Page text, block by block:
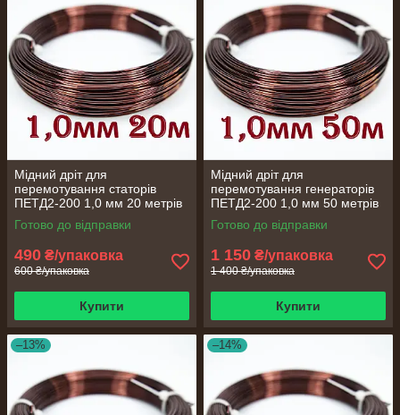
Мідний дріт для
перемотування статорів
ПЕТД2-200 1,0 мм 20 метрів
Готово до відправки
490 ₴/упаковка
600 ₴/упаковка
Купити
Мідний дріт для
перемотування генераторів
ПЕТД2-200 1,0 мм 50 метрів
Готово до відправки
1 150 ₴/упаковка
1 400 ₴/упаковка
Купити
–13% –14%